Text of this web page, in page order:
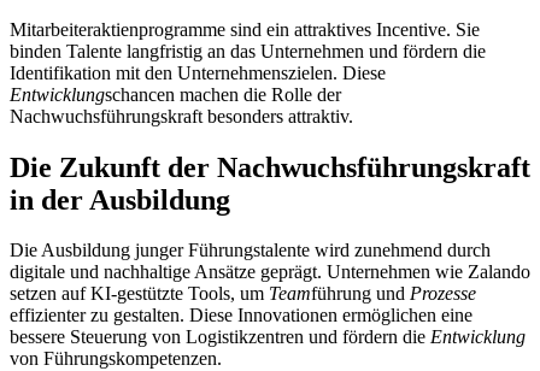
Mitarbeiteraktienprogramme sind ein attraktives Incentive. Sie
binden Talente langfristig an das Unternehmen und fördern die
Identifikation mit den Unternehmenszielen. Diese
Entwicklungschancen machen die Rolle der
Nachwuchsführungskraft besonders attraktiv.
Die Zukunft der Nachwuchsführungskraft
in der Ausbildung
Die Ausbildung junger Führungstalente wird zunehmend durch
digitale und nachhaltige Ansätze geprägt. Unternehmen wie Zalando
setzen auf KI-gestützte Tools, um Teamführung und Prozesse
effizienter zu gestalten. Diese Innovationen ermöglichen eine
bessere Steuerung von Logistikzentren und fördern die Entwicklung
von Führungskompetenzen.